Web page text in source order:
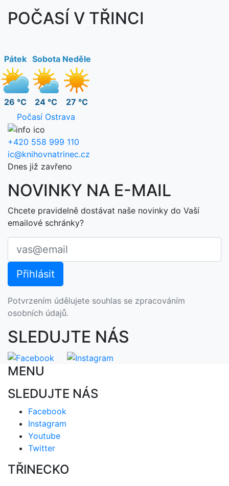
POČASÍ V TŘINCI
Pátek
26 °C
Sobota
24 °C
Neděle
27 °C
Počasí Ostrava
+420 558 999 110
ic@knihovnatrinec.cz
Dnes již zavřeno
NOVINKY NA E-MAIL
Chcete pravidelně dostávat naše novinky do Vaší
emailové schránky?
Potvrzením údělujete souhlas se zpracováním
osobních údajů.
SLEDUJTE NÁS
MENU
SLEDUJTE NÁS
Facebook
Instagram
Youtube
Twitter
TŘINECKO